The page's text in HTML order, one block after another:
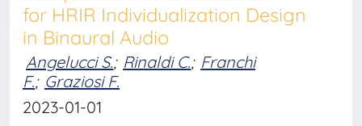
for HRIR Individualization Design
in Binaural Audio
Angelucci S.; Rinaldi C.; Franchi
F.; Graziosi F.
2023-01-01